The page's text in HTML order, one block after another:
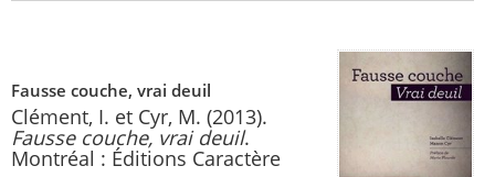
Fausse couche, vrai deuil
Clément, I. et Cyr, M. (2013).
Fausse couche, vrai deuil.
Montréal : Éditions Caractère